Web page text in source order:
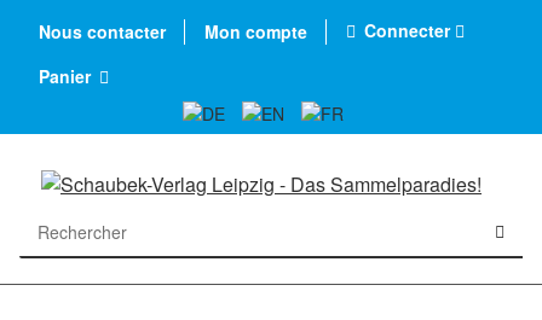
Nous contacter Mon compte
Connecter
Panier